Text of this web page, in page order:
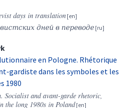
days in translation
дней в переводе
en Pologne. Rhétorique
gardiste dans les symboles et les
1980
Socialist and avant-garde rhetoric,
the long 1980s in Poland